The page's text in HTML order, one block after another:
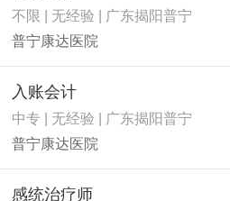
不限 | 无经验 | 广东揭阳普宁
普宁康达医院
入账会计
中专 | 无经验 | 广东揭阳普宁
普宁康达医院
感统治疗师